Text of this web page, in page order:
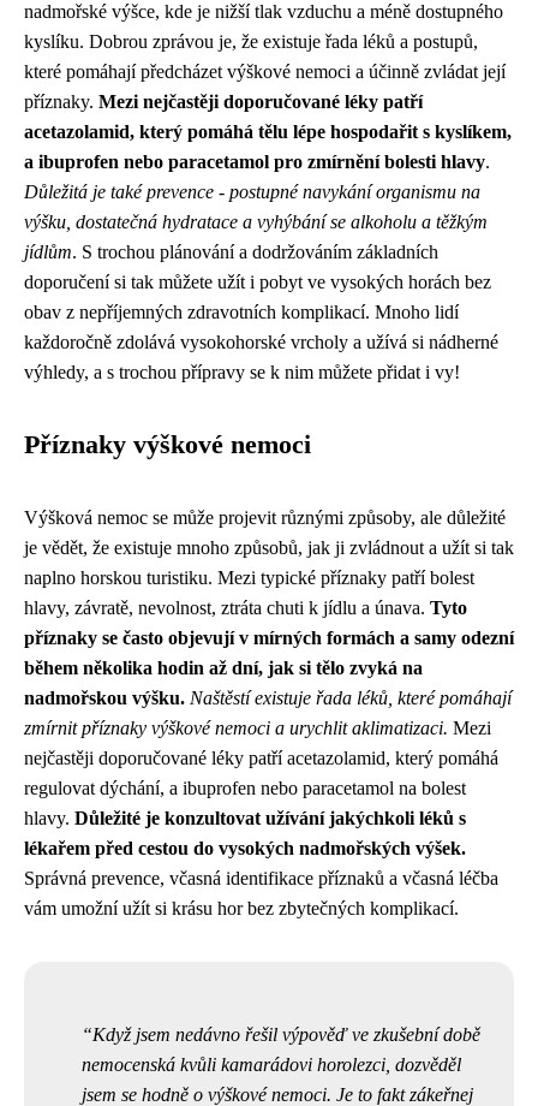
nadmořské výšce, kde je nižší tlak vzduchu a méně dostupného
kyslíku. Dobrou zprávou je, že existuje řada léků a postupů,
které pomáhají předcházet výškové nemoci a účinně zvládat její
příznaky. Mezi nejčastěji doporučované léky patří
acetazolamid, který pomáhá tělu lépe hospodařit s kyslíkem,
a ibuprofen nebo paracetamol pro zmírnění bolesti hlavy.
Důležitá je také prevence - postupné navykání organismu na
výšku, dostatečná hydratace a vyhýbání se alkoholu a těžkým
jídlům. S trochou plánování a dodržováním základních
doporučení si tak můžete užít i pobyt ve vysokých horách bez
obav z nepříjemných zdravotních komplikací. Mnoho lidí
každoročně zdolává vysokohorské vrcholy a užívá si nádherné
výhledy, a s trochou přípravy se k nim můžete přidat i vy!
Příznaky výškové nemoci
Výšková nemoc se může projevit různými způsoby, ale důležité
je vědět, že existuje mnoho způsobů, jak ji zvládnout a užít si tak
naplno horskou turistiku. Mezi typické příznaky patří bolest
hlavy, závratě, nevolnost, ztráta chuti k jídlu a únava. Tyto
příznaky se často objevují v mírných formách a samy odezní
během několika hodin až dní, jak si tělo zvyká na
nadmořskou výšku. Naštěstí existuje řada léků, které pomáhají
zmírnit příznaky výškové nemoci a urychlit aklimatizaci. Mezi
nejčastěji doporučované léky patří acetazolamid, který pomáhá
regulovat dýchání, a ibuprofen nebo paracetamol na bolest
hlavy. Důležité je konzultovat užívání jakýchkoli léků s
lékařem před cestou do vysokých nadmořských výšek.
Správná prevence, včasná identifikace příznaků a včasná léčba
vám umožní užít si krásu hor bez zbytečných komplikací.
Když jsem nedávno řešil výpověď ve zkušební době
nemocenská kvůli kamarádovi horolezci, dozvěděl
jsem se hodně o výškové nemoci. Je to fakt zákeřnej